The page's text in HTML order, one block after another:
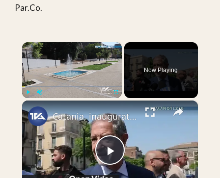
Par.Co.
×
Now Playing
×
Play
Catania, inaugurata la nuova piazza nell’area degli ex ospedali Santa Marta e Villermosa